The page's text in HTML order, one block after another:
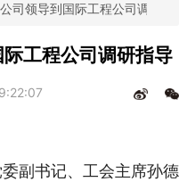
司领导到国际工程公司调研指
工程公司调研指导
副书记、工会主席孙德